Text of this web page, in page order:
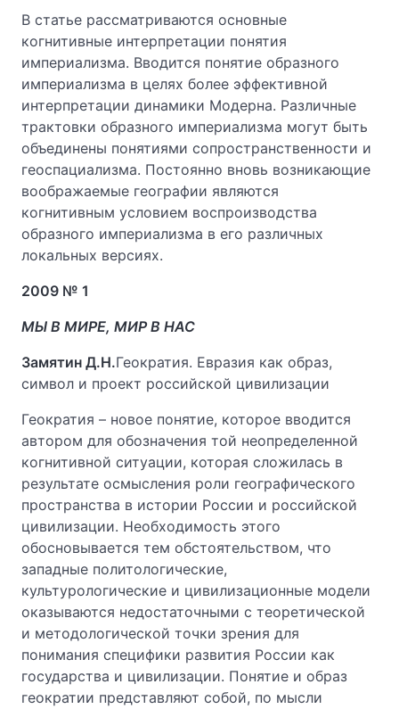
В статье рассматриваются основные
когнитивные интерпретации понятия
империализма. Вводится понятие образного
империализма в целях более эффективной
интерпретации динамики Модерна. Различные
трактовки образного империализма могут быть
объединены понятиями сопространственности и
геоспациализма. Постоянно вновь возникающие
воображаемые географии являются
когнитивным условием воспроизводства
образного империализма в его различных
локальных версиях.
2009 № 1
МЫ В МИРЕ, МИР В НАС
Замятин Д.Н.Геократия. Евразия как образ,
символ и проект российской цивилизации
Геократия – новое понятие, которое вводится
автором для обозначения той неопределенной
когнитивной ситуации, которая сложилась в
результате осмысления роли географического
пространства в истории России и российской
цивилизации. Необходимость этого
обосновывается тем обстоятельством, что
западные политологические,
культурологические и цивилизационные модели
оказываются недостаточными с теоретической
и методологической точки зрения для
понимания специфики развития России как
государства и цивилизации. Понятие и образ
геократии представляют собой, по мысли